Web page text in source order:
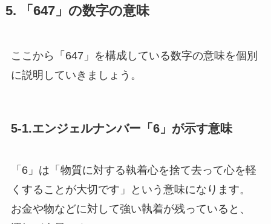
5. 「647」の数字の意味
ここから「647」を構成している数字の意味を個別
に説明していきましょう。
5-1.エンジェルナンバー「6」が示す意味
「6」は「物質に対する執着心を捨て去って心を軽
くすることが大切です」という意味になります。
お金や物などに対して強い執着が残っていると、